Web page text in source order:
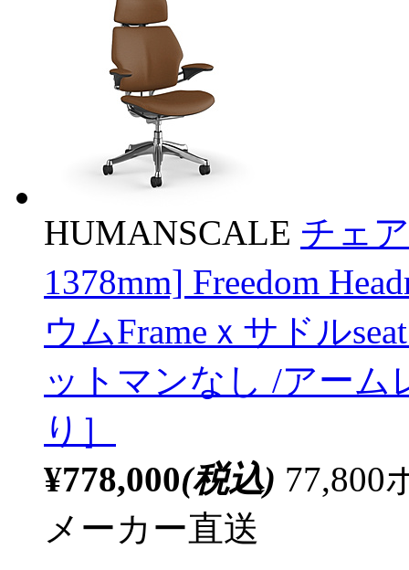
HUMANSCALE チェ
1378mm] Freedom
ウムFrameｘサドル
ットマンなし /アー
り］
¥778,000(税込) 77,800
メーカー直送